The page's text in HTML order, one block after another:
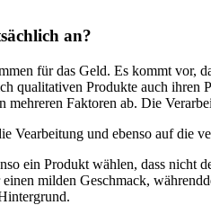
an?
für das Geld. Es kommt vor,
qualitativen Produkte auch
Faktoren ab. Die
Vearbeitung und ebenso auf die
ein Produkt wählen, dass
milden Geschmack,